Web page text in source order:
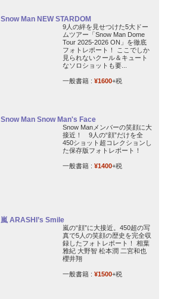
Snow Man NEW STARDOM
9人の絆を見せつけた5大ドー
ムツアー「Snow Man Dome
Tour 2025-2026 ON」を徹底
フォトレポート！ ここでしか
見られないクール＆キュート
なソロショットも要...
一般書籍 : ¥1600+税
Snow Man Snow Man's Face
Snow Manメンバーの笑顔に大
接近！ 9人の“顔”だけを全
450ショット超コレクションし
た保存版フォトレポート！
一般書籍 : ¥1400+税
嵐 ARASHI’s Smile
嵐の“顔”に大接近。450超の写
真で5人の笑顔の歴史を完全収
録したフォトレポート！ 相葉
雅紀 大野智 松本潤 二宮和也
櫻井翔
一般書籍 : ¥1500+税